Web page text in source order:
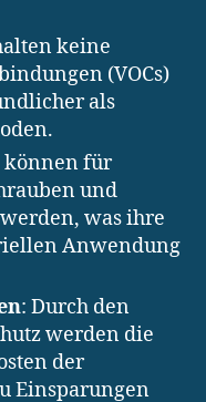
keine
(VOCs)
als
können für
und
was ihre
Anwendung
: Durch den
werden die
der
Einsparungen